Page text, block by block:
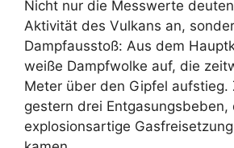
Nicht nur die Messwerte
Aktivität des Vulkans an,
Dampfausstoß: Aus dem
weiße Dampfwolke auf, die
Meter über den Gipfel aufstieg.
gestern drei Entgasungsbeben,
explosionsartige